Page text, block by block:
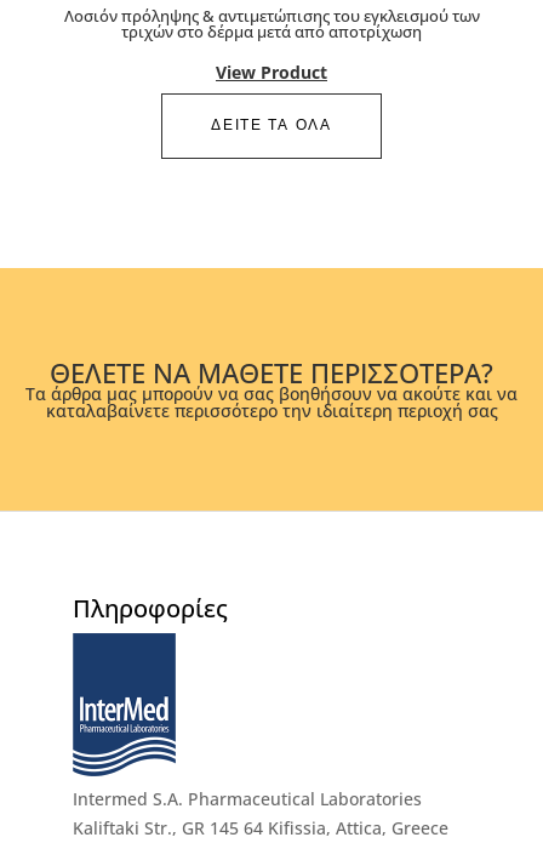
Λοσιόν πρόληψης & αντιμετώπισης του εγκλεισμού των
τριχών στο δέρμα μετά από αποτρίχωση
View Product
ΔΕΙΤΕ ΤΑ ΟΛΑ
ΘΕΛΕΤΕ ΝΑ ΜΑΘΕΤΕ ΠΕΡΙΣΣΟΤΕΡΑ?
Τα άρθρα μας μπορούν να σας βοηθήσουν να ακούτε και να
καταλαβαίνετε περισσότερο την ιδιαίτερη περιοχή σας
Πληροφορίες
Intermed S.A. Pharmaceutical Laboratories
Kaliftaki Str., GR 145 64 Κifissia, Attica, Greece